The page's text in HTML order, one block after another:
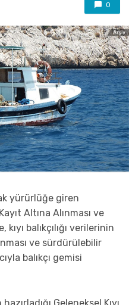
0
yürürlüğe giren
Altına Alınması ve
balıkçılığı verilerinin
ve sürdürülebilir
balıkçı gemisi